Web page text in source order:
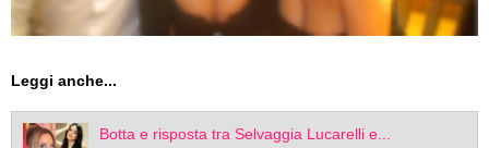
Leggi anche...
Botta e risposta tra Selvaggia Lucarelli e...